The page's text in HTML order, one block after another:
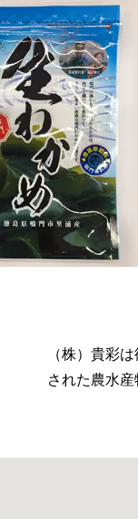
（株）貴彩
された農水産